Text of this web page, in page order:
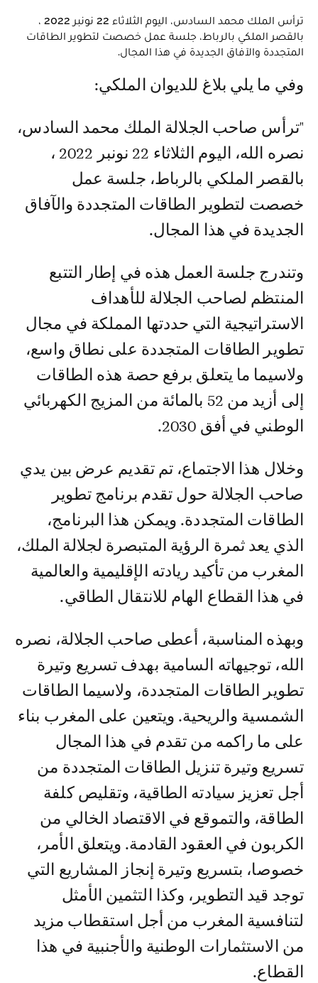
ترأس الملك محمد السادس، اليوم الثلاثاء 22 نونبر 2022 ،
بالقصر الملكي بالرباط، جلسة عمل خصصت لتطوير الطاقات
المتجددة والآفاق الجديدة في هذا المجال.
وفي ما يلي بلاغ للديوان الملكي:
"ترأس صاحب الجلالة الملك محمد السادس،
نصره الله، اليوم الثلاثاء 22 نونبر 2022 ،
بالقصر الملكي بالرباط، جلسة عمل
خصصت لتطوير الطاقات المتجددة والآفاق
الجديدة في هذا المجال.
وتندرج جلسة العمل هذه في إطار التتبع
المنتظم لصاحب الجلالة للأهداف
الاستراتيجية التي حددتها المملكة في مجال
تطوير الطاقات المتجددة على نطاق واسع،
ولاسيما ما يتعلق برفع حصة هذه الطاقات
إلى أزيد من 52 بالمائة من المزيج الكهربائي
الوطني في أفق 2030.
وخلال هذا الاجتماع، تم تقديم عرض بين يدي
صاحب الجلالة حول تقدم برنامج تطوير
الطاقات المتجددة. ويمكن هذا البرنامج،
الذي يعد ثمرة الرؤية المتبصرة لجلالة الملك،
المغرب من تأكيد ريادته الإقليمية والعالمية
في هذا القطاع الهام للانتقال الطاقي.
وبهذه المناسبة، أعطى صاحب الجلالة، نصره
الله، توجيهاته السامية بهدف تسريع وتيرة
تطوير الطاقات المتجددة، ولاسيما الطاقات
الشمسية والريحية. ويتعين على المغرب بناء
على ما راكمه من تقدم في هذا المجال
تسريع وتيرة تنزيل الطاقات المتجددة من
أجل تعزيز سيادته الطاقية، وتقليص كلفة
الطاقة، والتموقع في الاقتصاد الخالي من
الكربون في العقود القادمة. ويتعلق الأمر،
خصوصا، بتسريع وتيرة إنجاز المشاريع التي
توجد قيد التطوير، وكذا التثمين الأمثل
لتنافسية المغرب من أجل استقطاب مزيد
من الاستثمارات الوطنية والأجنبية في هذا
القطاع.